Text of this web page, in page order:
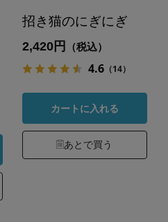
招き猫のにぎにぎ
2,420円 （税込）
4.6（14）
カートに入れる
あとで買う